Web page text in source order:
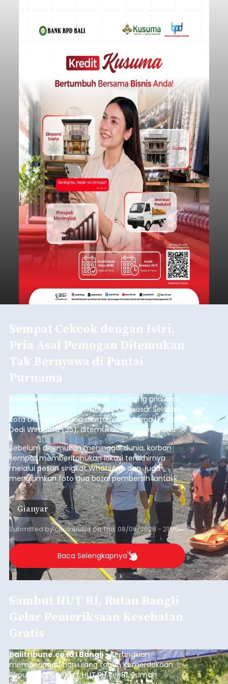
Sempat Cekcok dengan Istri,
Pria Asal Pemogan Ditemukan
Tak Bernyawa di Pantai
Purnama
balitribune.co.id I Gianyar - Seorang pria asal
Lingkungan Dalem, Pemogan, Denpasar Selatan,
Kota Denpasar, yang diketahui bernama I Kadek
Dedi Wiranata (35), ditemukan tidak bernyawa di
pesisir Pantai Purnama, Sukawati.
Sebelum ditemukan meninggal dunia, korban
sempat memberitahukan lokasi terakhirnya
melalui pesan singkat WhatsApp dan juga
mengirimkan foto dua botol pembersih lantai ke
istrinya.
Gianyar
Submitted bycontributoronThu, 08/06/2026 - 21:06
Baca Selengkapnya
Sambut HUT RI, Rutan Bangli
Gelar Pemeriksaan Kesehatan
Gratis
balitribune.co.id I Bangli -Serangkian
memperingati hari ulang tahun Kemerdekaan
Republik Indonesia ( HUT RI) ke-81, Rumah